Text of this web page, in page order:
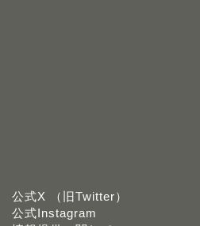
公式X （旧Twitter）
公式Instagram